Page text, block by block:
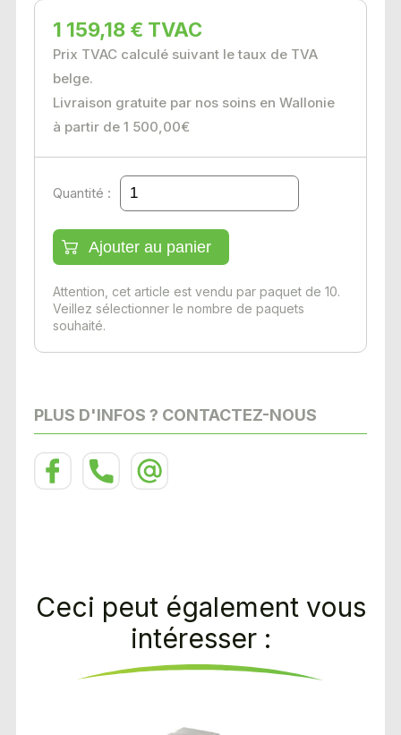
1 159,18 € TVAC
Prix TVAC calculé suivant le taux de TVA
belge.
Livraison gratuite par nos soins en Wallonie
à partir de 1 500,00€
Quantité :
Attention, cet article est vendu par paquet de 10.
Veillez sélectionner le nombre de paquets
souhaité.
PLUS D'INFOS ? CONTACTEZ-NOUS
Ceci peut également vous
intéresser :